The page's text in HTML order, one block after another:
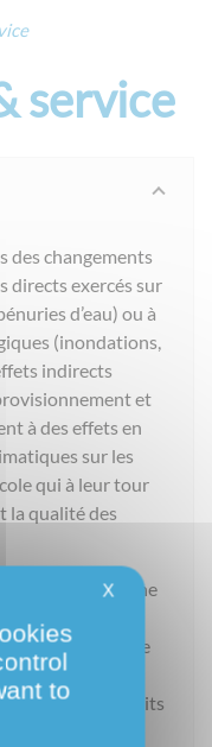
service
des changements
directs exercés sur
d’eau) ou à
(inondations,
indirects
et
à des effets en
sur les
qui à leur tour
la qualité des
toutefois ne
pour
pourraient se
pourraient
certains produits
pour les
X
to